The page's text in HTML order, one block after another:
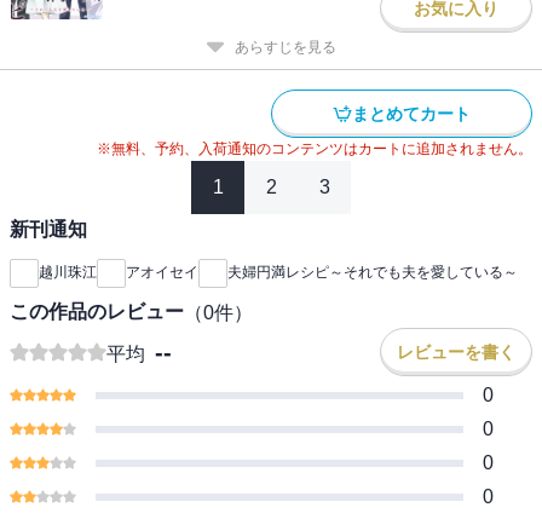
お気に入り
あらすじを見る
まとめてカート
※無料、予約、入荷通知のコンテンツはカートに追加されません。
1 2 3
新刊通知
越川珠江 アオイセイ 夫婦円満レシピ～それでも夫を愛している～
この作品のレビュー （0件）
平均 -- レビューを書く
0
0
0
0